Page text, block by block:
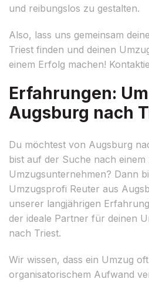
und reibungslos zu gestalten.
Also, lass uns gemeinsam
Triest finden und deinen
einem Erfolg machen!
Erfahrungen:
Augsburg nach
Du möchtest von Augsburg
bist auf der Suche nach einem
Umzugsunternehmen? Dann
Umzugsprofi Reuter aus
unserer langjährigen
der ideale Partner für deinen
nach Triest.
Wir wissen, dass ein Umzug
organisatorischem Aufwand